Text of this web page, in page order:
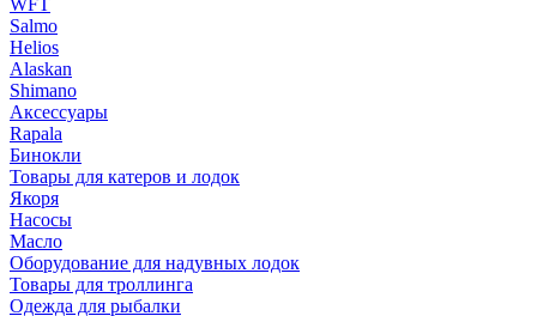
WFT
Salmo
Helios
Alaskan
Shimano
Аксессуары
Rapala
Бинокли
Товары для катеров и лодок
Якоря
Насосы
Масло
Оборудование для надувных лодок
Товары для троллинга
Одежда для рыбалки